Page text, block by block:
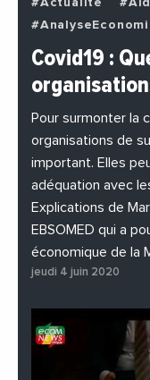
#Actualite
#BuzzNews
#EnDirectDe
#PhotosEtVideos
Covid19 :
Pour surmonter la
organisations de
important. Elles
adéquation avec
Explications de
EBSOMED qui a
économique de la
jeudi 4 juin 2020